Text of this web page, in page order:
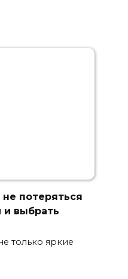
потеряться
и выбрать
только яркие